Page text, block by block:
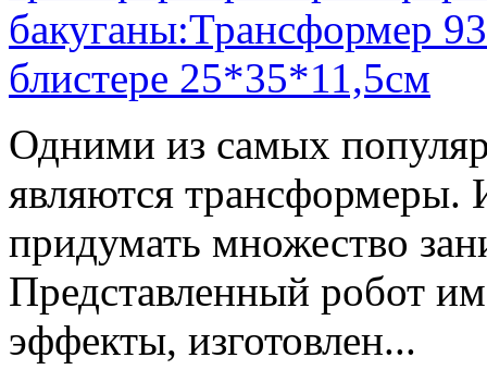
Одними из самых
являются
придумать множество
Представленный робот
эффекты, изготовлен...